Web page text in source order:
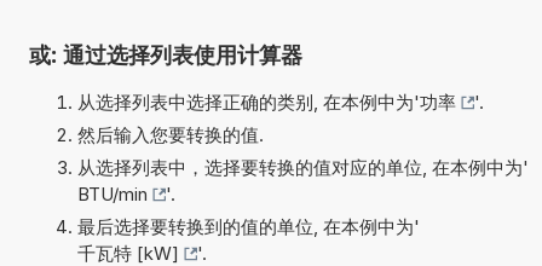
或: 通过选择列表使用计算器
从选择列表中选择正确的类别, 在本例中为'功率
'.
然后输入您要转换的值.
从选择列表中，选择要转换的值对应的单位, 在本例中为'
BTU/min
'.
最后选择要转换到的值的单位, 在本例中为'
千瓦特 [kW]
'.